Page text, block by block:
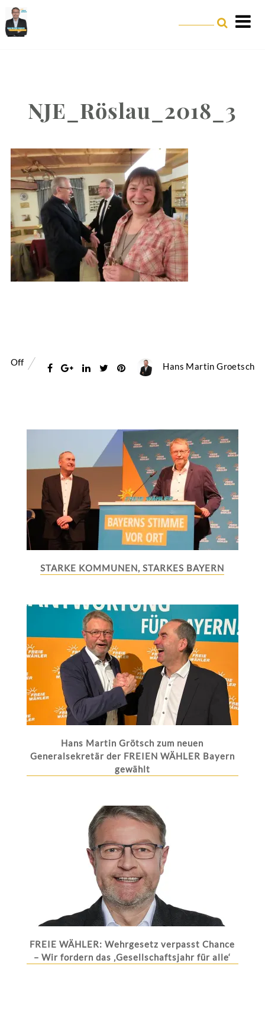
NJE_Röslau_2018_3
Off Hans Martin Groetsch
STARKE KOMMUNEN, STARKES BAYERN
Hans Martin Grötsch zum neuen
Generalsekretär der FREIEN WÄHLER Bayern
gewählt
FREIE WÄHLER: Wehrgesetz verpasst Chance
– Wir fordern das ‚Gesellschaftsjahr für alle‘